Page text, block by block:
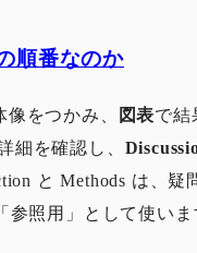
順番なのか
像をつかみ、 図表で結
細を確認し、
と Methods は、疑
参照用」として使いま